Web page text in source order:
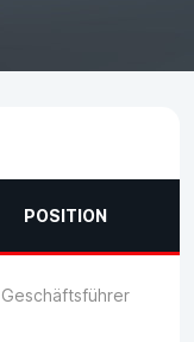
POSITION
Geschäftsführer